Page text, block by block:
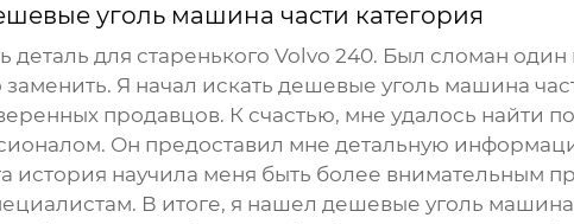
уголь машина части категория
для старенького Volvo 240. Был сломан
Я начал искать дешевые уголь машина
продавцов. К счастью, мне удалось найти
Он предоставил мне детальную
история научила меня быть более внимательным
В итоге, я нашел дешевые уголь машина